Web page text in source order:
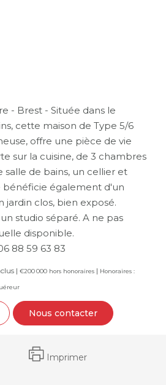
- Brest - Située dans le
cette maison de Type 5/6
offre une pièce de vie
sur la cuisine, de 3 chambres
salle de bains, un cellier et
bénéficie également d'un
jardin clos, bien exposé.
studio séparé. A ne pas
disponible.
88 59 63 83
| €200 000 hors honoraires | Honoraires :
Nous contacter
Imprimer